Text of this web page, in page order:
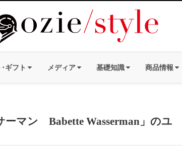
･ギフト メディア 基礎知識 商品情報
マン Babette Wasserman」のユ